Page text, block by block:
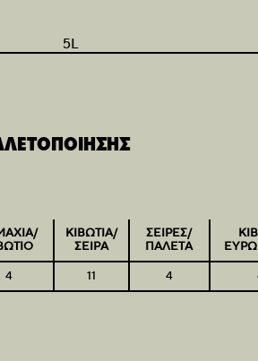
5L
ΚΙΒΩΤΙΑ/
ΣΕΙΡΑ
ΣΕΙΡΕΣ/
ΠΑΛΕΤΑ
4 11 4